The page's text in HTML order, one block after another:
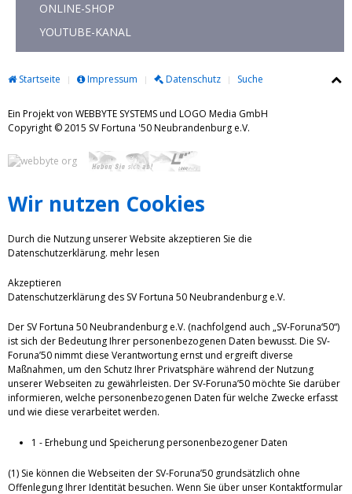
ONLINE-SHOP
YOUTUBE-KANAL
Startseite Impressum Datenschutz Suche
Ein Projekt von WEBBYTE SYSTEMS und LOGO Media GmbH
Copyright © 2015 SV Fortuna '50 Neubrandenburg e.V.
Wir nutzen Cookies
Durch die Nutzung unserer Website akzeptieren Sie die
Datenschutzerklärung. mehr lesen
Akzeptieren
Datenschutzerklärung des SV Fortuna 50 Neubrandenburg e.V.
Der SV Fortuna 50 Neubrandenburg e.V. (nachfolgend auch „SV-Foruna‘50“)
ist sich der Bedeutung Ihrer personenbezogenen Daten bewusst. Die SV-
Foruna’50 nimmt diese Verantwortung ernst und ergreift diverse
Maßnahmen, um den Schutz Ihrer Privatsphäre während der Nutzung
unserer Webseiten zu gewährleisten. Der SV-Foruna’50 möchte Sie darüber
informieren, welche personenbezogenen Daten für welche Zwecke erfasst
und wie diese verarbeitet werden.
1 - Erhebung und Speicherung personenbezogener Daten
(1) Sie können die Webseiten der SV-Foruna’50 grundsätzlich ohne
Offenlegung Ihrer Identität besuchen. Wenn Sie über unser Kontaktformular